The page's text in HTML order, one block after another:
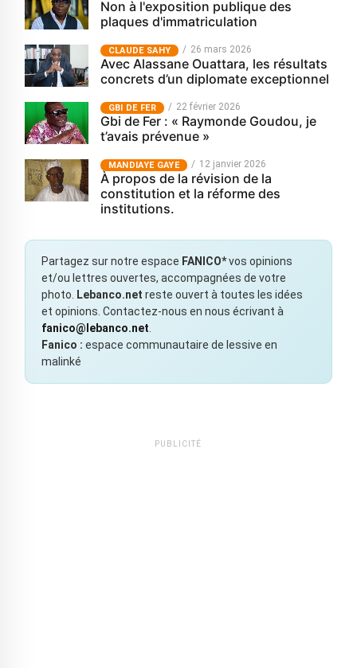
Non à l'exposition publique des
plaques d'immatriculation
CLAUDE SAHY 26 mars 2026
Avec Alassane Ouattara, les résultats
concrets d’un diplomate exceptionnel
GBI DE FER 22 février 2026
Gbi de Fer : « Raymonde Goudou, je
t’avais prévenue »
MANDIAYE GAYE 12 janvier 2026
À propos de la révision de la
constitution et la réforme des
institutions.
Partagez sur notre espace FANICO*vos opinions
et/ou lettres ouvertes, accompagnées de votre
photo.
Lebanco.net reste ouvert à toutes les idées
et opinions. Contactez-nous en nous écrivant à
fanico@lebanco.net
Fanico : espace communautaire de lessive en
malinké
PUBLICITÉ